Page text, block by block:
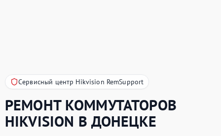
Сервисный центр Hikvision RemSupport
РЕМОНТ КОММУТАТОРОВ
HIKVISION В ДОНЕЦКЕ